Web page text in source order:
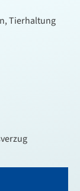
Tierhaltung